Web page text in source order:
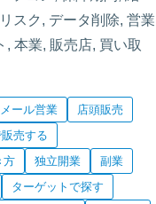
スク, データ削除, 営業
, 本業, 販売店, 買い取
メール営業
店頭販売
売する
方 独立開業
副業
ターゲットで探す